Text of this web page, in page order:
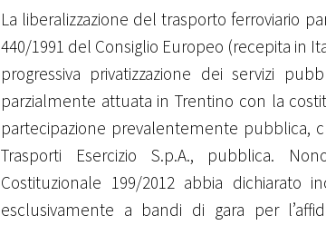
La liberalizzazione del trasporto ferroviario
440/1991 del Consiglio Europeo (recepita in
progressiva privatizzazione dei servizi
parzialmente attuata in Trentino con la
partecipazione prevalentemente pubblica,
Trasporti Esercizio S.p.A., pubblica.
Costituzionale 199/2012 abbia dichiarato
esclusivamente a bandi di gara per